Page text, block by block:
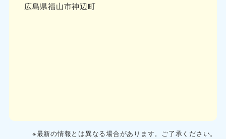
広島県福山市神辺町
※最新の情報とは異なる場合があります。ご了承ください。